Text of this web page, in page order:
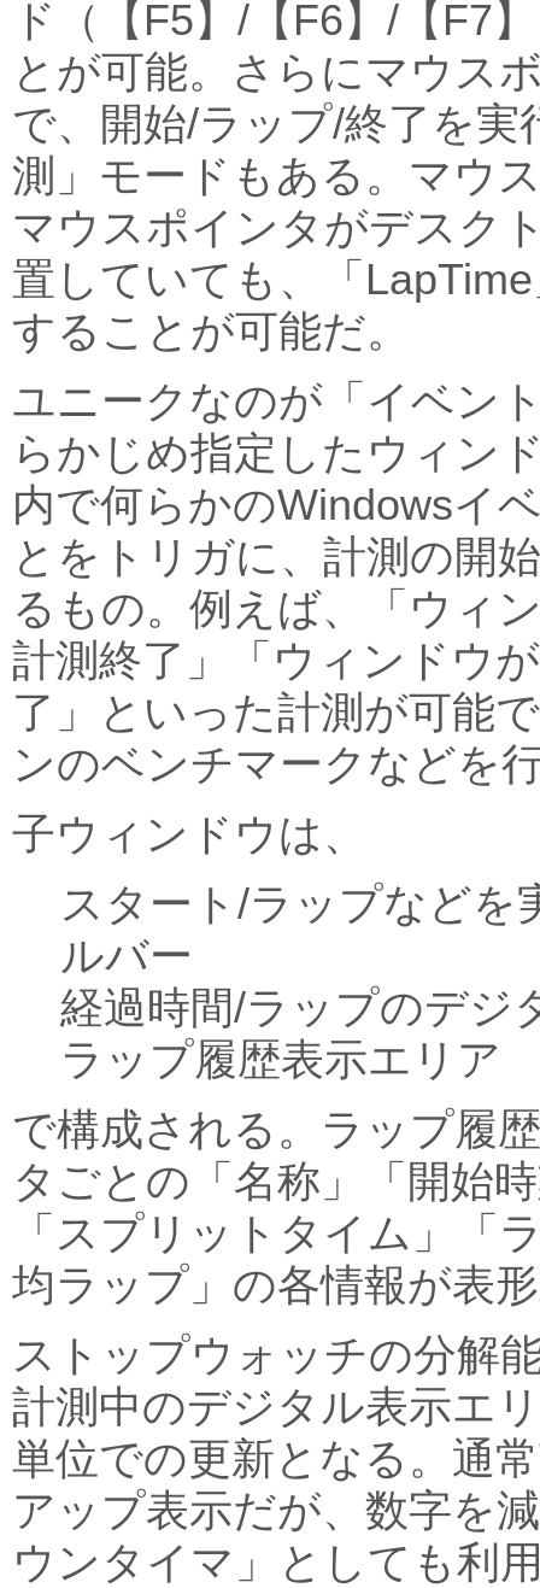
ド（【F5】/【F6】/【F7
とが可能。さらにマウス
で、開始/ラップ/終了を
測」モードもある。マウ
マウスポインタがデスク
置していても、「
することが可能だ。
ユニークなのが「イベン
らかじめ指定したウィン
内で何らかのWindowsイ
とをトリガに、計測の開
るもの。例えば、「ウィ
計測終了」「ウィンドウ
了」といった計測が可能
ンのベンチマークなどを
子ウィンドウは、
スタート/ラップなどを
ルバー
経過時間/ラップのデジ
ラップ履歴表示エリア
で構成される。ラップ履
タごとの「名称」「開始
「スプリットタイム」「
均ラップ」の各情報が表
ストップウォッチの分解
計測中のデジタル表示エ
単位での更新となる。通
アップ表示だが、数字を
ウンタイマ」としても利